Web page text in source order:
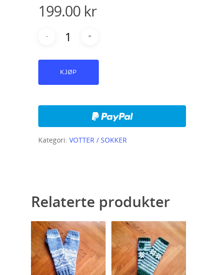
199.00 kr
KJØP
Kategori: VOTTER / SOKKER
Relaterte produkter